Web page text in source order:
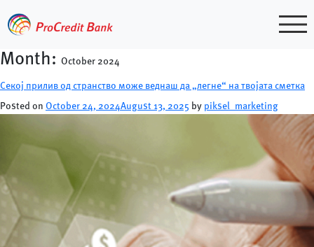
to
content
Month: October 2024
Секој прилив од странство може веднаш да „легне“ на твојата сметка
Posted on October 24, 2024August 13, 2025 by piksel_marketing